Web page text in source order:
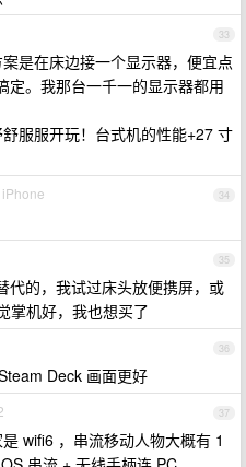
33
是在床边接一个显示器，便宜点
定。我那台一千一的显示器都用
服服开玩！台式机的性能+27 寸
34
35
代的，我试过床头放便携屏，或
掌机好，我也想买了
36
Deck 画面更好
37
wifi6 ，串流移动人物大概有 1